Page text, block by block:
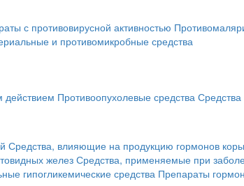
с противовирусной активностью
и противомикробные средства
действием Противоопухолевые средства Средства
Средства, влияющие на продукцию гормонов
желез Средства, применяемые при
гипогликемические средства Препараты